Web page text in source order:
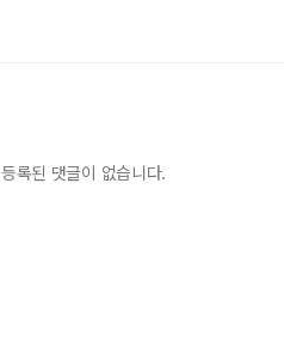
등록된 댓글이 없습니다.